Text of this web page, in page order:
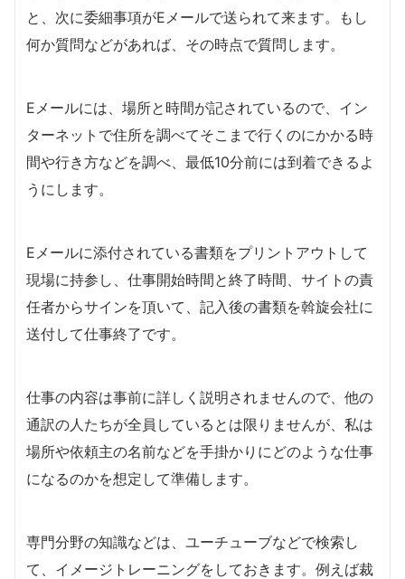
と、次に委細事項がEメールで送られて来ます。もし
何か質問などがあれば、その時点で質問します。
Eメールには、場所と時間が記されているので、イン
ターネットで住所を調べてそこまで行くのにかかる時
間や行き方などを調べ、最低10分前には到着できるよ
うにします。
Eメールに添付されている書類をプリントアウトして
現場に持参し、仕事開始時間と終了時間、サイトの責
任者からサインを頂いて、記入後の書類を斡旋会社に
送付して仕事終了です。
仕事の内容は事前に詳しく説明されませんので、他の
通訳の人たちが全員しているとは限りませんが、私は
場所や依頼主の名前などを手掛かりにどのような仕事
になるのかを想定して準備します。
専門分野の知識などは、ユーチューブなどで検索し
て、イメージトレーニングをしておきます。例えば裁